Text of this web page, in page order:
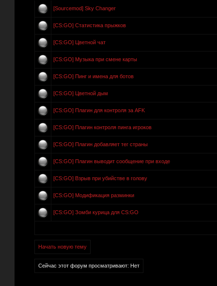
[Sourcemod] Sky Changer
[CS:GO] Статистика прыжков
[CS:GO] Цветной чат
[CS:GO] Музыка при смене карты
[CS:GO] Пинг и имена для ботов
[CS:GO] Цветной дым
[CS:GO] Плагин для контроля за AFK
[CS:GO] Плагин контроля пинга игроков
[CS:GO] Плагин добавляет тег страны
[CS:GO] Плагин выводит сообщение при входе
[CS:GO] Взрыв при убийстве в голову
[CS:GO] Модификация разминки
[CS:GO] Зомби курица для CS:GO
Начать новую тему
Сейчас этот форум просматривают: Нет